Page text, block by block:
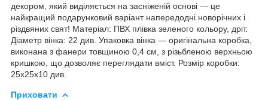
декором, який виділяється на засніженій основі — це
найкращий подарунковий варіант напередодні новорічних і
різдвяних свят! Матеріал: ПВХ плівка зеленого кольору, дріт.
Діаметр вінка: 22 див. Упаковка вінка — оригінальна коробка,
виконана з фанери товщиною 0,4 см, з різьбленою верхньою
кришкою, що дозволяє переглядати вміст. Розмір коробки:
25х25х10 див.
Приховати